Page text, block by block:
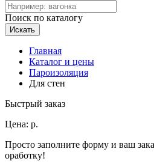
Поиск по каталогу
Искать
Главная
Каталог и цены
Пароизоляция
Для стен
Быстрый заказ
Цена: р.
Просто заполните форму и ваш
оработку!